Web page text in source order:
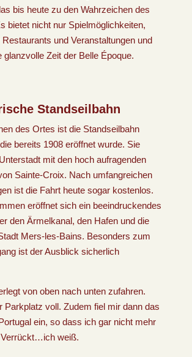
bis heute zu den Wahrzeichen des
bietet nicht nur Spielmöglichkeiten,
und Veranstaltungen und
glanzvolle Zeit der Belle Époque.
Standseilbahn
des Ortes ist die Standseilbahn
bereits 1908 eröffnet wurde. Sie
mit den hoch aufragenden
Sainte-Croix. Nach umfangreichen
ist die Fahrt heute sogar kostenlos.
eröffnet sich ein beeindruckendes
den Ärmelkanal, den Hafen und die
Mers-les-Bains. Besonders zum
ist der Ausblick sicherlich
von oben nach unten zufahren.
Parkplatz voll. Zudem fiel mir dann das
ein, so dass ich gar nicht mehr
Verrückt…ich weiß.